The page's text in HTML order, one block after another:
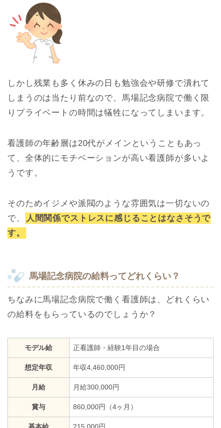
しかし残業も多く休みの日も勉強会や研修で潰れて
しまうのは当たり前なので、馬場記念病院で働く限
りプライベートの時間は犠牲になってしまいます。
看護師の年齢層は20代がメインということもあっ
て、全体的にモチベーションが高い看護師が多いよ
うです。
そのためイジメや派閥のような雰囲気は一切ないの
で、
人間関係でストレスに感じることはなさそうで
す。
馬場記念病院の給料ってどれくらい？
ちなみに馬場記念病院で働く看護師は、どれくらい
の給料をもらっているのでしょうか？
モデル給 正看護師・経験1年目の場合
想定年収 年収4,460,000円
月給 月給300,000円
賞与 860,000円（4ヶ月）